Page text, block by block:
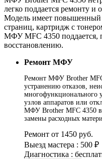
легко поддается ремонту и
Модель имеет повышенный
страниц, картридж с
МФУ MFC 4350 поддается,
восстановлению.
Ремонт МФУ
Ремонт МФУ Brother
устранению отказов,
многофункционального
узлов аппаратов или
МФУ Brother MFC 4350 в
замены расходных
Ремонт от 1450 руб.
Выезд мастера : 500 ₽
Диагностика :